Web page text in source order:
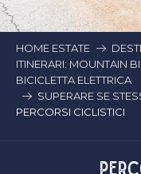
HOME ESTATE
ITINERARI: MOUNTAIN
BICICLETTA ELETTRICA
SUPERARE SE
PERCORSI CICLISTICI